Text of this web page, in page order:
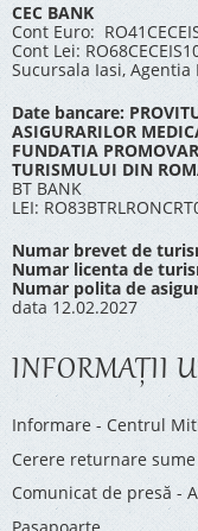
CEC BANK
Cont Euro:
Cont Lei:
Sucursala Iasi, Agentia
Date bancare:
ASIGURARILOR
FUNDATIA
TURISMULUI DIN
BT BANK
LEI:
Numar brevet de
Numar licenta de
Numar polita de
data 12.02.2027
INFORMAŢII
Informare - Centrul
Cerere returnare
Comunicat de presă -